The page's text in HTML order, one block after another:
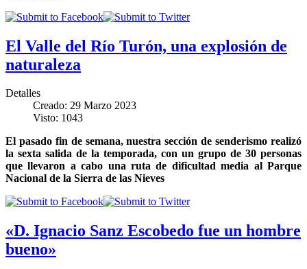
El Valle del Río Turón, una explosión de
naturaleza
Detalles
Creado: 29 Marzo 2023
Visto: 1043
El pasado fin de semana, nuestra sección de senderismo realizó
la sexta salida de la temporada, con un grupo de 30 personas
que llevaron a cabo una ruta de dificultad media al Parque
Nacional de la Sierra de las Nieves
«D. Ignacio Sanz Escobedo fue un hombre
bueno»